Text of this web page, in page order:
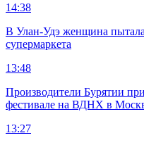
14:38
В Улан-Удэ женщина
супермаркета
13:48
Производители Бурятии
фестивале на ВДНХ в
13:27